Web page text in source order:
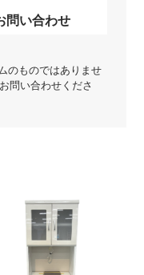
問い合わせ
のものではありませ
問い合わせくださ